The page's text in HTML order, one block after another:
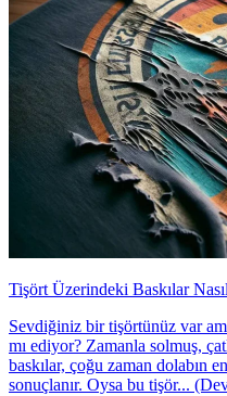
Tişört Üzerindeki Baskılar
Sevdiğiniz bir tişörtünüz var
mı ediyor? Zamanla solmuş,
baskılar, çoğu zaman dolabın
sonuçlanır. Oysa bu tişör...